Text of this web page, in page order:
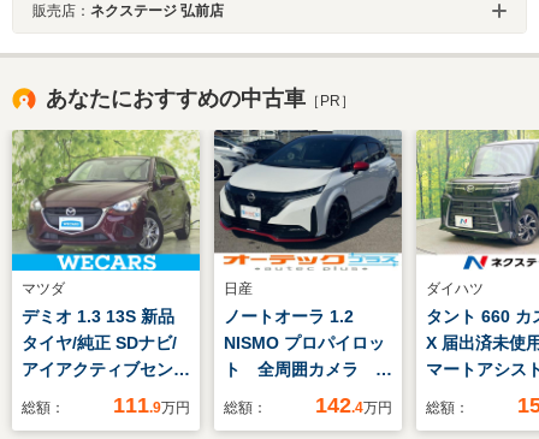
販売店： ネクステージ 弘前店
あなたにおすすめの中古車 ［PR］
マツダ
デミオ 1.3 13S 新品
タイヤ/純正 SDナビ/
アイアクティブセンス
(マツダ)/ドライブレコ
総額： 111.9万円
日産
ノートオーラ 1.2
NISMO プロパイロッ
ト 全周囲カメラ ハ
ーフレザーシート ク
総額： 142.4万円
ダイハツ
タント 660 カ
X 届出済未使
マートアシ
シートヒー
総額：